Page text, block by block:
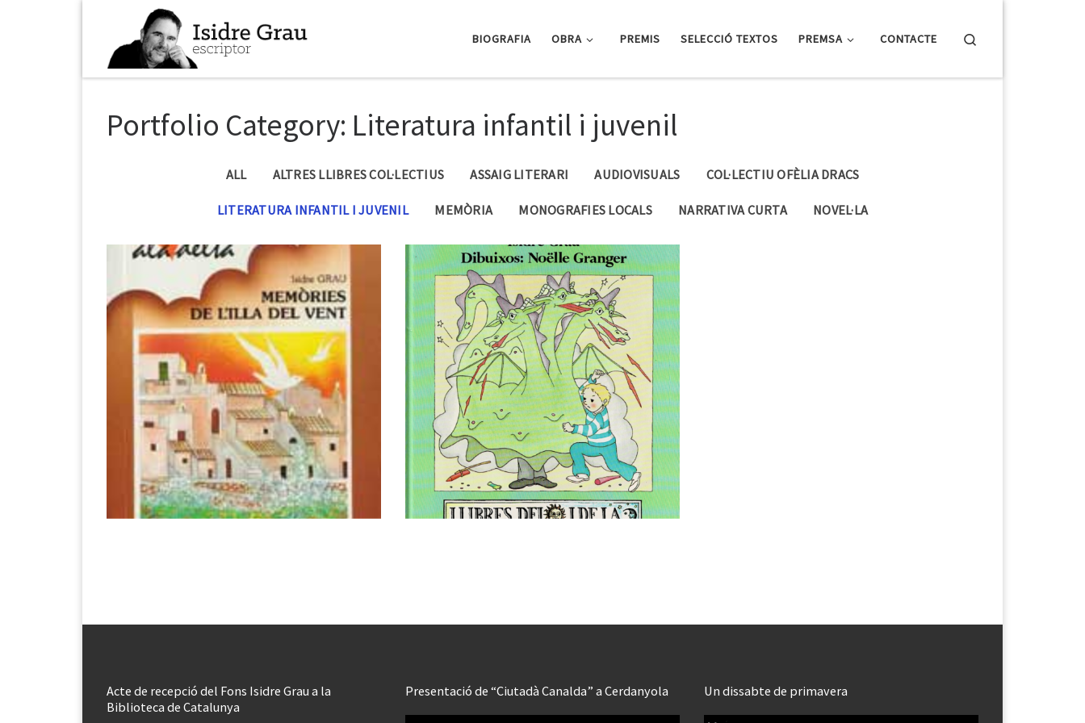
BIOGRAFIA OBRA PREMIS SELECCIÓ TEXTOS PREMSA CONTACTE
Portfolio Category: Literatura infantil i juvenil
ALL ALTRES LLIBRES COL·LECTIUS ASSAIG LITERARI AUDIOVISUALS COL·LECTIU OFÈLIA DRACS
LITERATURA INFANTIL I JUVENIL MEMÒRIA MONOGRAFIES LOCALS NARRATIVA CURTA NOVEL·LA
Acte de recepció del Fons Isidre Grau a la
Biblioteca de Catalunya
Presentació de “Ciutadà Canalda” a Cerdanyola Un dissabte de primavera